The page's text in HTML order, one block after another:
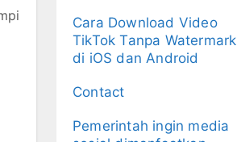
Cara Download Video
TikTok Tanpa Watermark
di iOS dan Android
Contact
Pemerintah ingin media